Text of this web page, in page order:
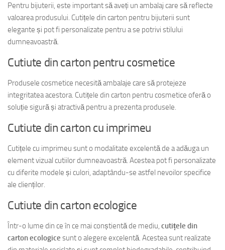
Pentru bijuterii, este important să aveți un ambalaj care să reflecte
valoarea produsului. Cutițele din carton pentru bijuterii sunt
elegante și pot fi personalizate pentru a se potrivi stilului
dumneavoastră.
Cutiute din carton pentru cosmetice
Produsele cosmetice necesită ambalaje care să protejeze
integritatea acestora. Cutițele din carton pentru cosmetice oferă o
soluție sigură și atractivă pentru a prezenta produsele.
Cutiute din carton cu imprimeu
Cutițele cu imprimeu sunt o modalitate excelentă de a adăuga un
element vizual cutiilor dumneavoastră. Acestea pot fi personalizate
cu diferite modele și culori, adaptându-se astfel nevoilor specifice
ale clienților.
Cutiute din carton ecologice
Într-o lume din ce în ce mai conștientă de mediu, cutițele din
carton ecologice sunt o alegere excelentă. Acestea sunt realizate